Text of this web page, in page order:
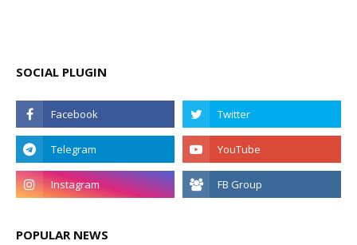
SOCIAL PLUGIN
POPULAR NEWS